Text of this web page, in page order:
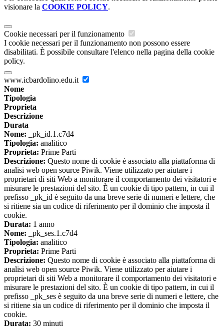
visionare la COOKIE POLICY.
Cookie necessari per il funzionamento
I cookie necessari per il funzionamento non possono essere
disabilitati. È possibile consultare l'elenco nella pagina della cookie
policy.
www.icbardolino.edu.it
Nome
Tipologia
Proprieta
Descrizione
Durata
Nome: _pk_id.1.c7d4
Tipologia: analitico
Proprieta: Prime Parti
Descrizione: Questo nome di cookie è associato alla piattaforma di
analisi web open source Piwik. Viene utilizzato per aiutare i
proprietari di siti Web a monitorare il comportamento dei visitatori e
misurare le prestazioni del sito. È un cookie di tipo pattern, in cui il
prefisso _pk_id è seguito da una breve serie di numeri e lettere, che
si ritiene sia un codice di riferimento per il dominio che imposta il
cookie.
Durata: 1 anno
Nome: _pk_ses.1.c7d4
Tipologia: analitico
Proprieta: Prime Parti
Descrizione: Questo nome di cookie è associato alla piattaforma di
analisi web open source Piwik. Viene utilizzato per aiutare i
proprietari di siti Web a monitorare il comportamento dei visitatori e
misurare le prestazioni del sito. È un cookie di tipo pattern, in cui il
prefisso _pk_ses è seguito da una breve serie di numeri e lettere, che
si ritiene sia un codice di riferimento per il dominio che imposta il
cookie.
Durata: 30 minuti